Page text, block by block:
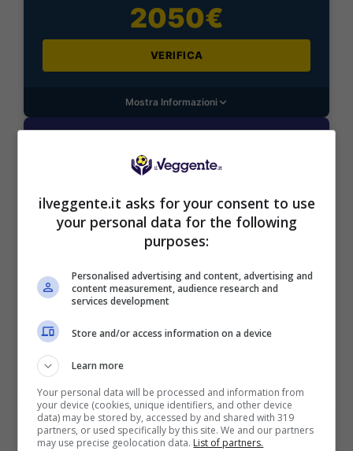
2050€
VERIFICA
Mostra Informazioni
BONUS BENVENUTO LOTTOMATICA: 2050€
Fino a 2050€ bonus scommesse e sport
Per i nuovi utenti della piattaforma: 100% fino a 50€ in
Bonus Scommesse + 100% fino a 2000€ in Bonus
2050€
VERIFICA
SNAI
ilveggente.it asks for your consent to use
your personal data for the following
purposes:
Personalised advertising and content, advertising and
content measurement, audience research and
services development
Store and/or access information on a device
Learn more
Your personal data will be processed and information from
your device (cookies, unique identifiers, and other device
data) may be stored by, accessed by and shared with 319
partners, or used specifically by this site. We and our partners
may use precise geolocation data. List of partners.